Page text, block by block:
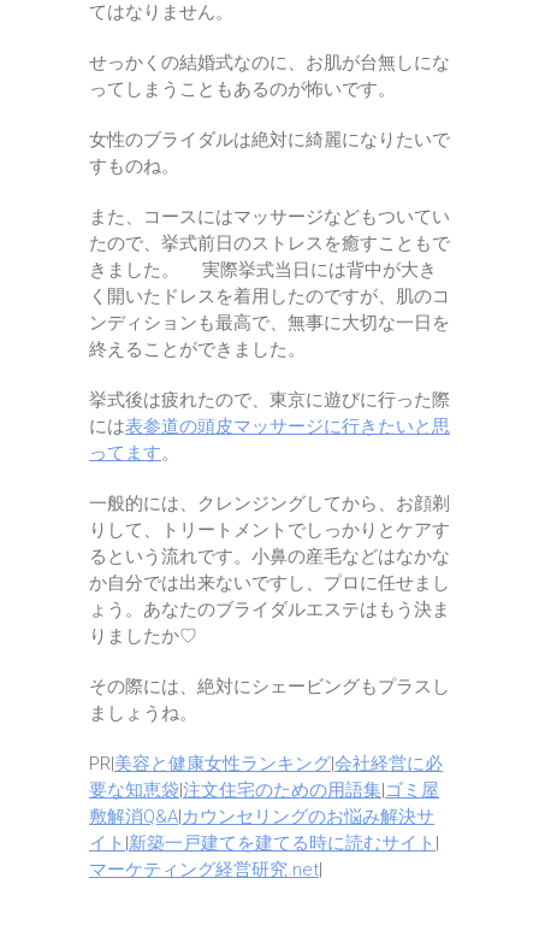
てはなりません。
せっかくの結婚式なのに、お肌が台無しにな
ってしまうこともあるのが怖いです。
女性のブライダルは絶対に綺麗になりたいで
すものね。
また、コースにはマッサージなどもついてい
たので、挙式前日のストレスを癒すこともで
きました。 実際挙式当日には背中が大き
く開いたドレスを着用したのですが、肌のコ
ンディションも最高で、無事に大切な一日を
終えることができました。
挙式後は疲れたので、東京に遊びに行った際
には表参道の頭皮マッサージに行きたいと思
ってます。
一般的には、クレンジングしてから、お顔剃
りして、トリートメントでしっかりとケアす
るという流れです。小鼻の産毛などはなかな
か自分では出来ないですし、プロに任せまし
ょう。あなたのブライダルエステはもう決ま
りましたか♡
その際には、絶対にシェービングもプラスし
ましょうね。
PR|美容と健康女性ランキング|会社経営に必
要な知恵袋|注文住宅のための用語集|ゴミ屋
敷解消Q&A|カウンセリングのお悩み解決サ
イト |新築一戸建てを建てる時に読むサイト |
マーケティング経営研究.net|